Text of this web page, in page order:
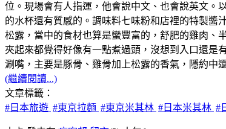
位。現場會有人指運，他會說中文、也會說英文。
的水杯還有質感的。調味料七味粉和店裡的特製醬
松露，當中的食材也算是蠻豐富的，舒肥的雞肉、
夾起來都覺得好像有一點煮過頭，沒想到入口還是
涮嘴，主要是豚骨、雞骨加上松露的香氣，隱約中
(繼續閱讀...)
文章標籤：
#日本旅遊 #東京拉麵 #東京米其林 #日本米其林 #